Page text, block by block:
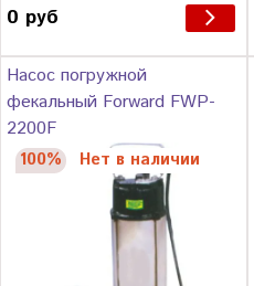
0 руб
Насос погружной
фекальный Forward FWP-
2200F
100% Нет в наличии